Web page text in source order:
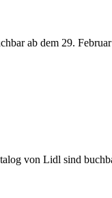
ab dem 29.
von Lidl sind